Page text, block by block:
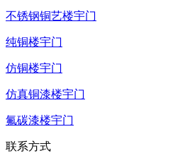
不锈钢铜艺楼宇门
纯铜楼宇门
仿铜楼宇门
仿真铜漆楼宇门
氟碳漆楼宇门
联系方式